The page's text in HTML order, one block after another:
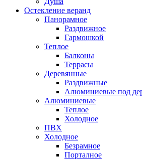
Остекление веранд
Панорамное
Раздвижное
Гармошкой
Теплое
Балконы
Террасы
Деревянные
Раздвижные
Алюминиевые под
Алюминиевые
Теплое
Холодное
ПВХ
Холодное
Безрамное
Порталное